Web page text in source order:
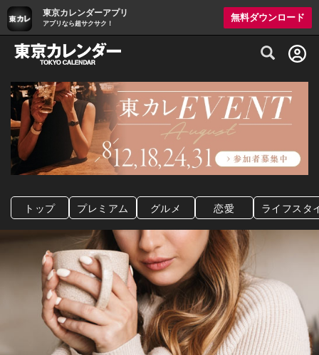
東京カレンダーアプリ
アプリなら超サクサク！
無料ダウンロード
グルメ情報・プレミアムレストラン予約
トップ プレミアム グルメ 恋愛 ライフスタ